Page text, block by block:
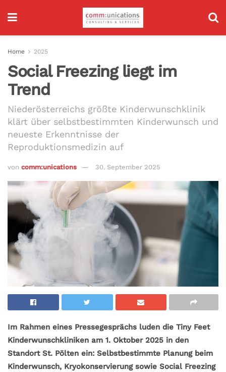
Home 2025
Social Freezing liegt im
Trend
Niederösterreichs größte Kinderwunschklinik
klärt über selbstbestimmten Kinderwunsch und
neueste Erkenntnisse der
Reproduktionsmedizin auf
von comm:unications 30. September 2025
Im Rahmen eines Pressegesprächs luden die Tiny Feet
Kinderwunschkliniken am 1. Oktober 2025 in den
Standort St. Pölten ein: Selbstbestimmte Planung beim
Kinderwunsch, Kryokonservierung sowie Social Freezing